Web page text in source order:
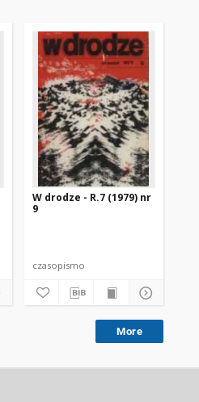
W drodze - R.7 (1979) nr
9
czasopismo
More